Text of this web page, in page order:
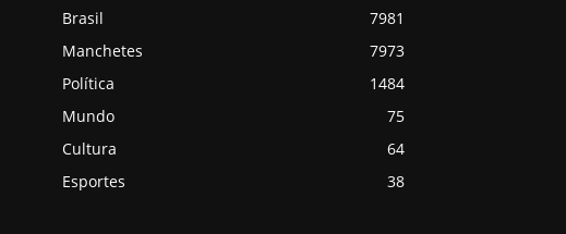
Brasil
7981
Manchetes
7973
Política
1484
Mundo
75
Cultura
64
Esportes
38